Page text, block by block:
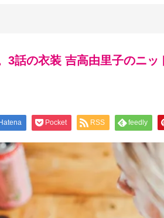
3話の衣装 吉高由里子のニッ
Hatena Pocket RSS feedly